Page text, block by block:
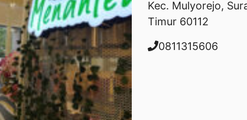
Kec. Mulyorejo,
Timur 60112
0811315606